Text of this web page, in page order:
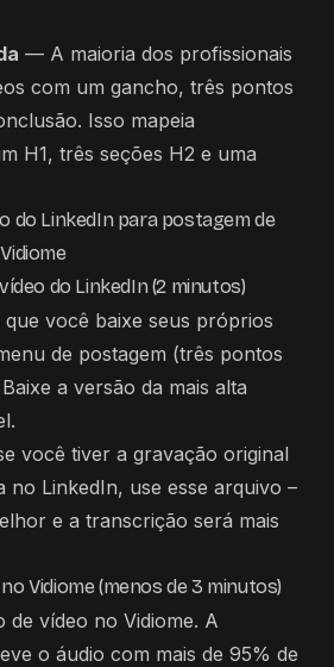
— A maioria dos profissionais
com um gancho, três pontos
Isso mapeia
H1, três seções H2 e uma
do LinkedIn para postagem de
do LinkedIn (2 minutos)
você baixe seus próprios
de postagem (três pontos
a versão da mais alta
você tiver a gravação original
no LinkedIn, use esse arquivo –
e a transcrição será mais
Vidiome (menos de 3 minutos)
de vídeo no Vidiome. A
o áudio com mais de 95% de